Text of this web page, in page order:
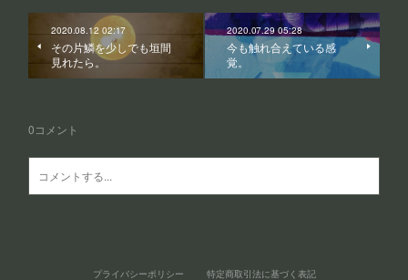
2020.08.12 02:17
その片鱗を少しでも垣間
見れたら。
2020.07.29 05:28
今も触れ合えている感
覚。
0コメント
プライバシーポリシー 特定商取引法に基づく表記